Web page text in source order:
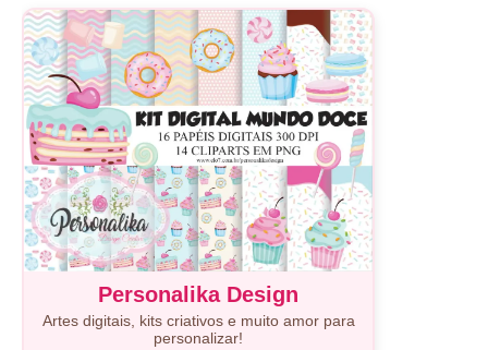
Personalika Design
Artes digitais, kits criativos e muito amor para
personalizar!